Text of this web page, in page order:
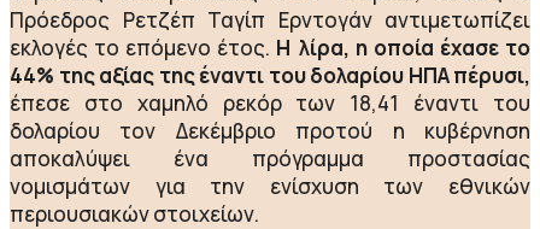
Πρόεδρος Ρετζέπ Ταγίπ Ερντογάν αντιμετωπίζει
εκλογές το επόμενο έτος. Η λίρα, η οποία έχασε το
44% της αξίας της έναντι του δολαρίου ΗΠΑ πέρυσι,
έπεσε στο χαμηλό ρεκόρ των 18,41 έναντι του
δολαρίου τον Δεκέμβριο προτού η κυβέρνηση
αποκαλύψει ένα πρόγραμμα προστασίας
νομισμάτων για την ενίσχυση των εθνικών
περιουσιακών στοιχείων.